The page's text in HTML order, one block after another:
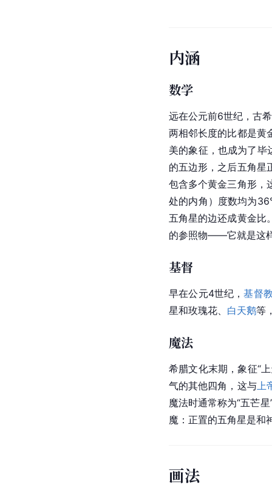
内涵
数学
远在公元前6世纪，古
两相邻长度的比都是黄
美的象征，也成为了毕
的五边形，之后五角
包含多个黄金三角形，
处的内角）度数均为
五角星的边还成黄金比
的参照物——它就是这
基督
早在公元4世纪，基督
星和玫瑰花、 白天鹅等
魔法
希腊文化末期，象征“
气的其他四角，这与上
魔法时通常称为“五芒
魔：正置的五角星是和
画法